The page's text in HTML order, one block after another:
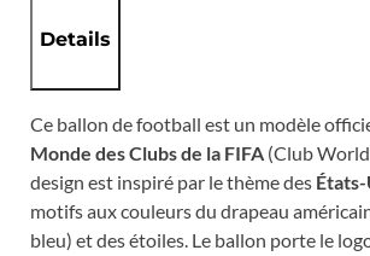
Details
Ce ballon de football est un modèle
Monde des Clubs de la FIFA (Club World
design est inspiré par le thème des
motifs aux couleurs du drapeau
bleu) et des étoiles. Le ballon porte le